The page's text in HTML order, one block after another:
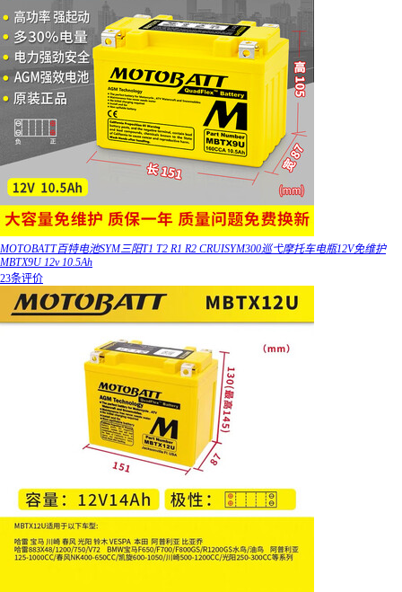
MOTOBATT百特电池SYM三阳T1 T2 R1 R2 CRUISYM300巡弋摩托车电瓶12V免维护
MBTX9U 12v 10.5Ah
23条评价